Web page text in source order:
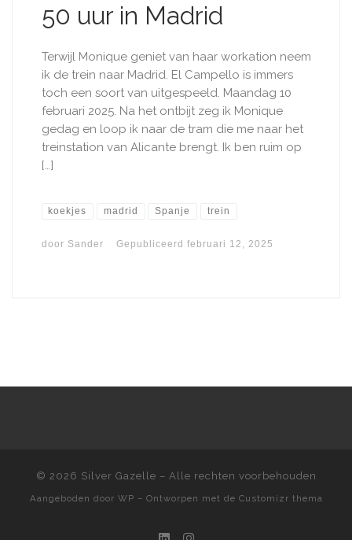
50 uur in Madrid
Terwijl Monique geniet van haar workation neem
ik de trein naar Madrid. El Campello is immers
toch een soort van uitgespeeld. Maandag 10
februari 2025. Na het ontbijt zeg ik Monique
gedag en loop ik naar de tram die me naar het
treinstation van Alicante brengt. Ik ben ruim op
[…]
koekjes madrid Spanje trein
door Sander Gepubliceerd februari 12, 2025
© 2026 Silver Gazelle – Alle rechten voorbehouden
Aangeboden door WP – Ontworpen met de Customizr thema